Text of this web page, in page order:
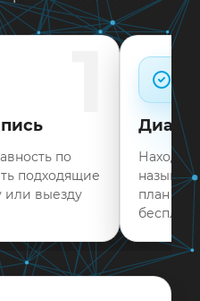
наличии деталей
в Краснодаре?
укажите
по сроку и
или с
документы и
по
подходящие
или выезду
Находим
план